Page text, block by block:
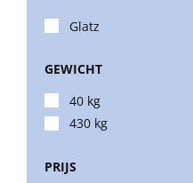
Muurparasols
Glatz
GEWICHT
40 kg
430 kg
PRIJS